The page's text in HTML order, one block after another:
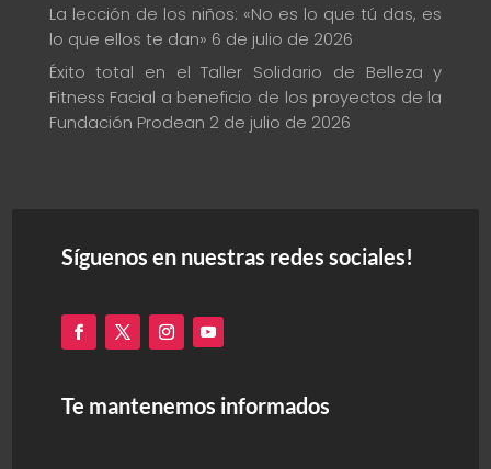
La lección de los niños: «No es lo que tú das, es
lo que ellos te dan» 6 de julio de 2026
Éxito total en el Taller Solidario de Belleza y
Fitness Facial a beneficio de los proyectos de la
Fundación Prodean 2 de julio de 2026
Síguenos en nuestras redes sociales!
Te mantenemos informados